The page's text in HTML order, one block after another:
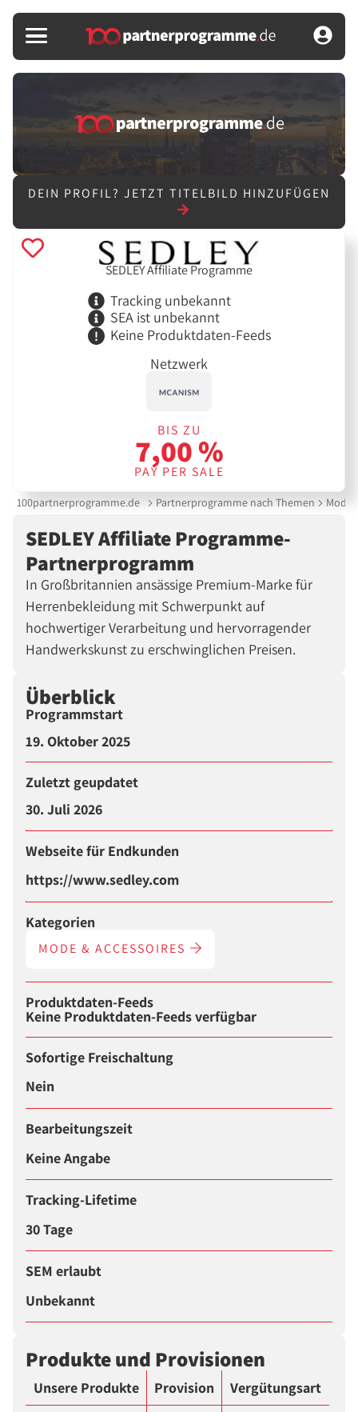
DEIN PROFIL? JETZT TITELBILD HINZUFÜGEN
SEDLEY Affiliate Programme
Tracking unbekannt
SEA ist unbekannt
Keine Produktdaten-Feeds
Netzwerk
BIS ZU
7,00 %
PAY PER SALE
100partnerprogramme.de Partnerprogramme nach Themen Mode
SEDLEY Affiliate Programme-
Partnerprogramm
In Großbritannien ansässige Premium-Marke für
Herrenbekleidung mit Schwerpunkt auf
hochwertiger Verarbeitung und hervorragender
Handwerkskunst zu erschwinglichen Preisen.
Überblick
Programmstart
19. Oktober 2025
Zuletzt geupdatet
30. Juli 2026
Webseite für Endkunden
https://www.sedley.com
Kategorien
MODE & ACCESSOIRES
Produktdaten-Feeds
Keine Produktdaten-Feeds verfügbar
Sofortige Freischaltung
Nein
Bearbeitungszeit
Keine Angabe
Tracking-Lifetime
30 Tage
SEM erlaubt
Unbekannt
Produkte und Provisionen
Unsere Produkte Provision
Vergütungsart